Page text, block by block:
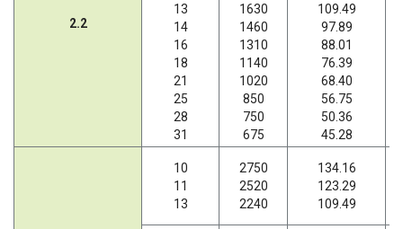
2.2
13
14
16
18
21
25
28
31
1630
1460
1310
1140
1020
850
750
675
109.49
97.89
88.01
76.39
68.40
56.75
50.36
45.28
10
11
13
2750
2520
2240
134.16
123.29
109.49